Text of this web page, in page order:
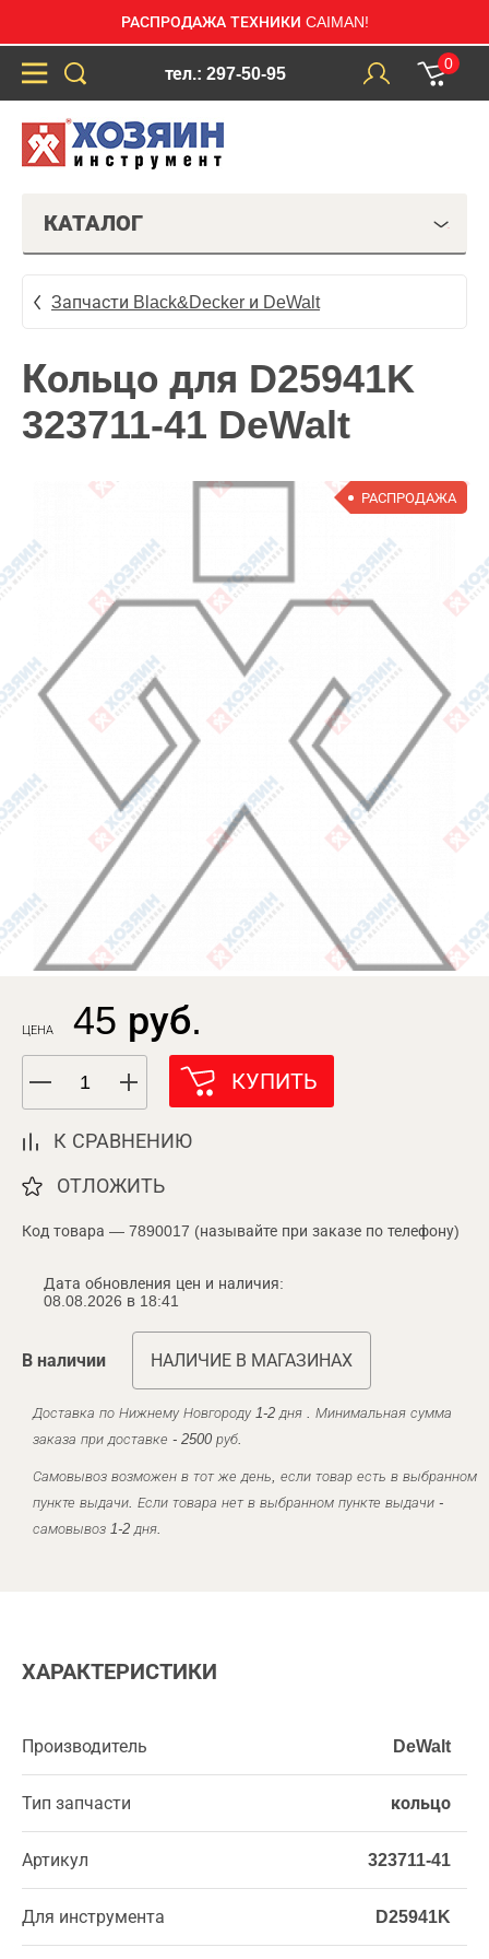
РАСПРОДАЖА ТЕХНИКИ CAIMAN!
тел.: 297-50-95
0
КАТАЛОГ
Запчасти Black&Decker и DeWalt
Кольцо для D25941K
323711-41 DeWalt
РАСПРОДАЖА
ЦЕНА 45 руб.
КУПИТЬ
К СРАВНЕНИЮ
ОТЛОЖИТЬ
Код товара — 7890017 (называйте при заказе по телефону)
Дата обновления цен и наличия:
08.08.2026 в 18:41
В наличии НАЛИЧИЕ В МАГАЗИНАХ
Доставка по Нижнему Новгороду 1-2 дня . Минимальная сумма
заказа при доставке - 2500 руб.
Самовывоз возможен в тот же день, если товар есть в выбранном
пункте выдачи. Если товара нет в выбранном пункте выдачи -
самовывоз 1-2 дня.
ХАРАКТЕРИСТИКИ
Производитель DeWalt
Тип запчасти кольцо
Артикул 323711-41
Для инструмента D25941K